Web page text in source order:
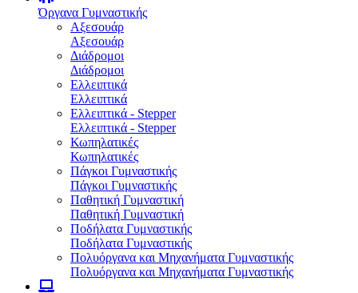
Όργανα Γυμναστικής
Αξεσουάρ
Αξεσουάρ
Διάδρομοι
Διάδρομοι
Ελλειπτικά
Ελλειπτικά
Ελλειπτικά - Stepper
Ελλειπτικά - Stepper
Κωπηλατικές
Κωπηλατικές
Πάγκοι Γυμναστικής
Πάγκοι Γυμναστικής
Παθητική Γυμναστική
Παθητική Γυμναστική
Ποδήλατα Γυμναστικής
Ποδήλατα Γυμναστικής
Πολυόργανα και Μηχανήματα Γυμναστικής
Πολυόργανα και Μηχανήματα Γυμναστικής